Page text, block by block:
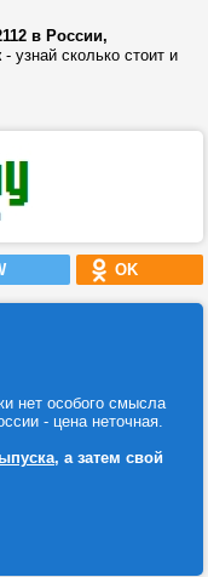
в России,
- узнай сколько стоит и
OK
нет особого смысла
- цена неточная.
, а затем свой